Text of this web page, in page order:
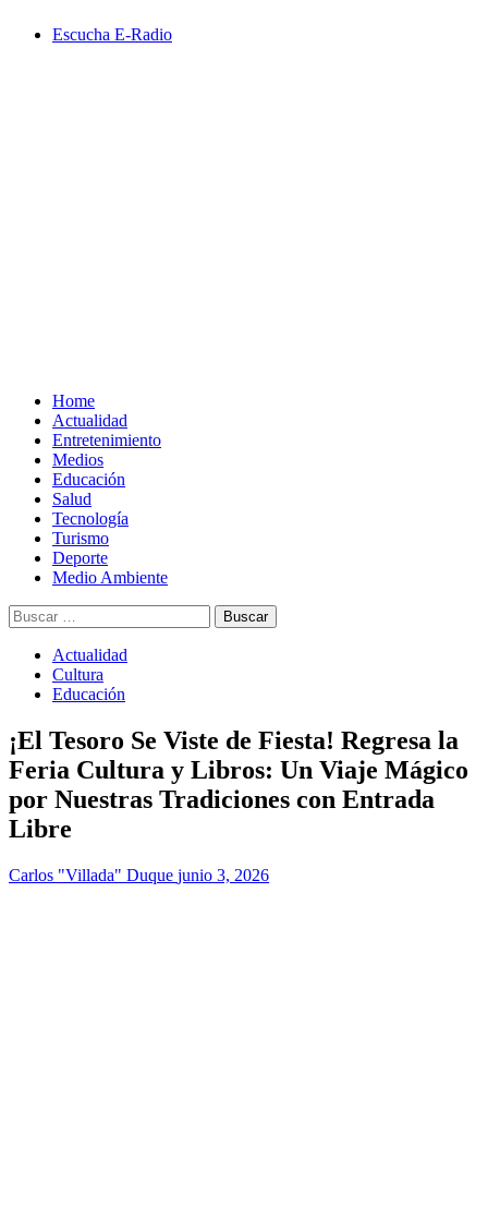
Escucha E-Radio
Home
Actualidad
Entretenimiento
Medios
Educación
Salud
Tecnología
Turismo
Deporte
Medio Ambiente
Buscar:
Actualidad
Cultura
Educación
¡El Tesoro Se Viste de Fiesta! Regresa la
Feria Cultura y Libros: Un Viaje Mágico
por Nuestras Tradiciones con Entrada
Libre
Carlos "Villada" Duque junio 3, 2026